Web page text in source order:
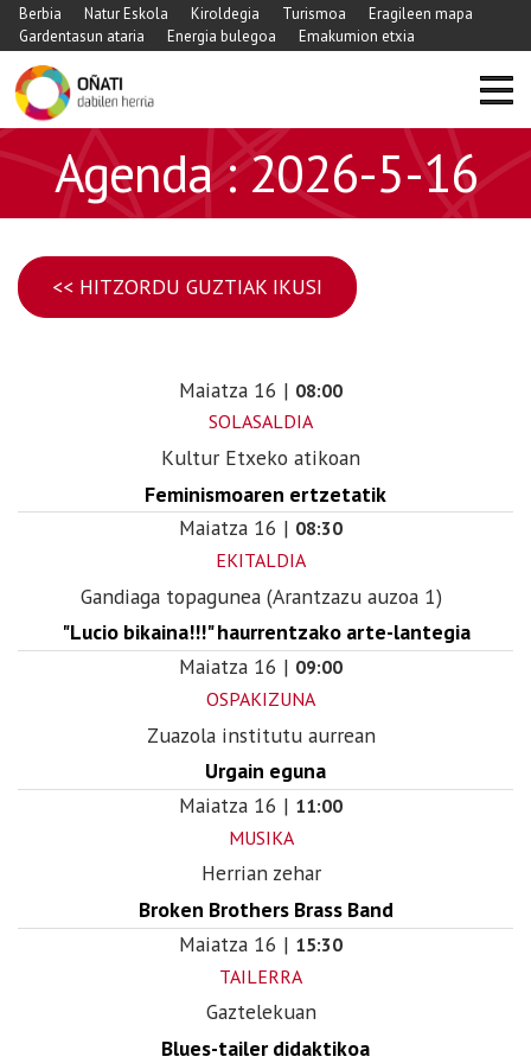
Berbia Natur Eskola Kiroldegia Turismoa
Eragileen mapa
Gardentasun ataria
Energia bulegoa Emakumion etxia
Agenda : 2026-5-16
<< HITZORDU GUZTIAK IKUSI
Maiatza 16 | 08:00
SOLASALDIA
Kultur Etxeko atikoan
Feminismoaren ertzetatik
Maiatza 16 | 08:30
EKITALDIA
Gandiaga topagunea (Arantzazu auzoa 1)
"Lucio bikaina!!!" haurrentzako arte-lantegia
Maiatza 16 | 09:00
OSPAKIZUNA
Zuazola institutu aurrean
Urgain eguna
Maiatza 16 | 11:00
MUSIKA
Herrian zehar
Broken Brothers Brass Band
Maiatza 16 | 15:30
TAILERRA
Gaztelekuan
Blues-tailer didaktikoa